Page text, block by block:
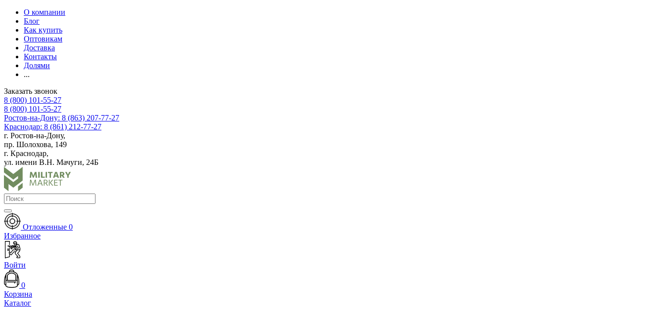
О компании
Блог
Как купить
Оптовикам
Доставка
Контакты
Долями
...
Заказать звонок
8 (800) 101-55-27
8 (800) 101-55-27
Ростов-на-Дону: 8 (863) 207-77-27
Краснодар: 8 (861) 212-77-27
г. Ростов-на-Дону,
пр. Шолохова, 149
г. Краснодар,
ул. имени В.Н. Мачуги, 24Б
Отложенные 0
Избранное
Войти
0
Корзина
Каталог